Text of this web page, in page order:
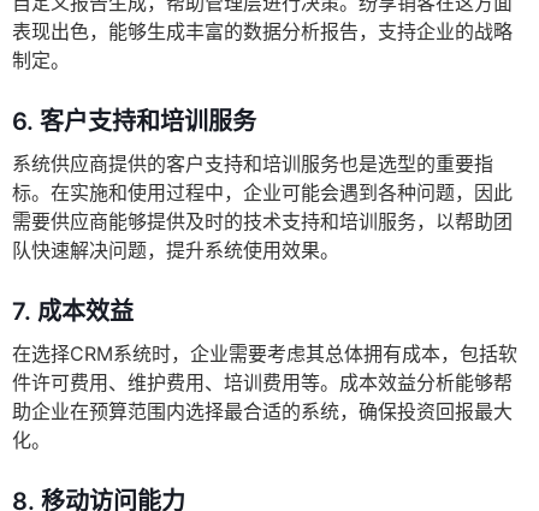
表现出色，能够生成丰富的数据分析报告，支持企业的战略
制定。
6. 客户支持和培训服务
系统供应商提供的客户支持和培训服务也是选型的重要指
标。在实施和使用过程中，企业可能会遇到各种问题，因此
需要供应商能够提供及时的技术支持和培训服务，以帮助团
队快速解决问题，提升系统使用效果。
7. 成本效益
在选择CRM系统时，企业需要考虑其总体拥有成本，包括软
件许可费用、维护费用、培训费用等。成本效益分析能够帮
助企业在预算范围内选择最合适的系统，确保投资回报最大
化。
8. 移动访问能力